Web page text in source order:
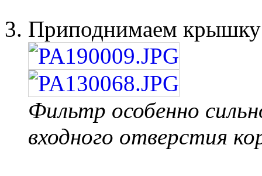
Приподнимаем крышку
Фильтр особенно
входного отверстия